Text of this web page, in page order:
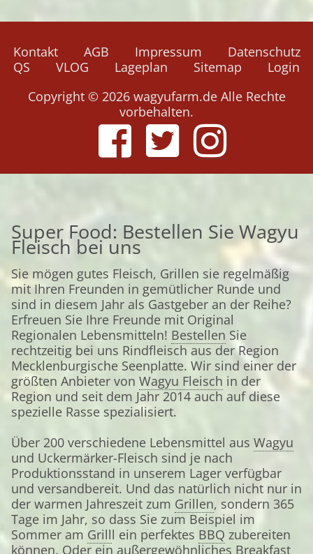
Navigation
überspringen
Kontakt AGB Impressum
Datenschutz
QS
VLOG Lageplan Sitemap
Login
Copyright © 2026 wagyufarm.de Alle Rechte
vorbehalten.
Super Food: Bestellen Sie Wagyu
Fleisch bei uns
Sie mögen gutes Fleisch, Grillen sie regelmäßig
mit Ihren Freunden in gemütlicher Runde und
sind in diesem Jahr als Gastgeber an der Reihe?
Erfreuen Sie Ihre Freunde mit Original
Regionalen Lebensmitteln! Bestellen Sie
rechtzeitig bei uns Rindfleisch aus der Region
Mecklenburgische Seenplatte. Wir sind einer der
größten Anbieter von Wagyu Fleisch in der
Region und seit dem Jahr 2014 auch auf diese
spezielle Rasse spezialisiert.
Über 200 verschiedene Lebensmittel aus Wagyu
und Uckermärker-Fleisch sind je nach
Produktionsstand in unserem Lager verfügbar
und versandbereit. Und das natürlich nicht nur in
der warmen Jahreszeit zum Grillen, sondern 365
Tage im Jahr, so dass Sie zum Beispiel im
Sommer am Grilll ein perfektes BBQ zubereiten
können. Oder ein außergewöhnliches Breakfast